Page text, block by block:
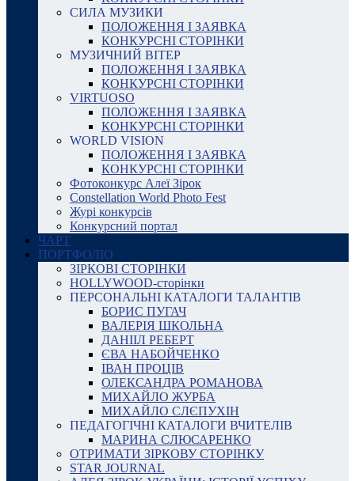
СИЛА МУЗИКИ
ПОЛОЖЕННЯ І ЗАЯВКА
КОНКУРСНІ СТОРІНКИ
МУЗИЧНИЙ ВІТЕР
ПОЛОЖЕННЯ І ЗАЯВКА
КОНКУРСНІ СТОРІНКИ
VIRTUOSO
ПОЛОЖЕННЯ І ЗАЯВКА
КОНКУРСНІ СТОРІНКИ
WORLD VISION
ПОЛОЖЕННЯ І ЗАЯВКА
КОНКУРСНІ СТОРІНКИ
Фотоконкурс Алеї Зірок
Constellation World Photo Fest
Журі конкурсів
Конкурсний портал
ЧАРТ
ПОРТФОЛІО
ЗІРКОВІ СТОРІНКИ
HOLLYWOOD-сторінки
ПЕРСОНАЛЬНІ КАТАЛОГИ ТАЛАНТІВ
БОРИС ПУГАЧ
ВАЛЕРІЯ ШКОЛЬНА
ДАНІІЛ РЕБЕРТ
ЄВА НАБОЙЧЕНКО
ІВАН ПРОЦІВ
ОЛЕКСАНДРА РОМАНОВА
МИХАЙЛО ЖУРБА
МИХАЙЛО СЛЄПУХІН
ПЕДАГОГІЧНІ КАТАЛОГИ ВЧИТЕЛІВ
МАРИНА СЛЮСАРЕНКО
ОТРИМАТИ ЗІРКОВУ СТОРІНКУ
STAR JOURNAL